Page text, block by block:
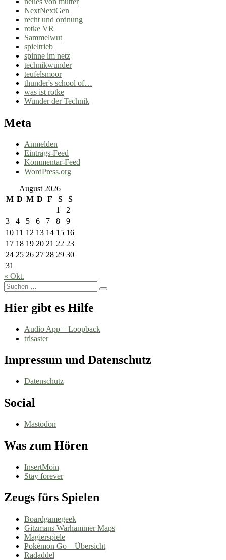
NextNextGen
recht und ordnung
rotke VR
Sammelwut
spieltrieb
spinne im netz
technikwunder
teufelsmoor
thunder's school of…
was ist rotke
Wunder der Technik
Meta
Anmelden
Eintrags-Feed
Kommentar-Feed
WordPress.org
August 2026
M D M D F S
S
1
2
3
4 5 6 7 8
9
10 11 12 13 14 15 16
17 18 19 20 21 22 23
24 25 26 27 28 29 30
31
« Okt.
Suchen
nach:
Suchen
Hier gibt es Hilfe
Audio App – Loopback
trisaster
Impressum und Datenschutz
Datenschutz
Social
Mastodon
Was zum Hören
InsertMoin
Stay forever
Zeugs fürs Spielen
Boardgamegeek
Gitzmans Warhammer Maps
Magierspiele
Pokémon Go – Übersicht
Radaddel